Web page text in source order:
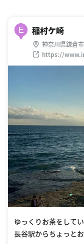
E 稲村ケ崎
神奈川県鎌倉
https://
0
ゆっくりお茶をして
長谷駅からちょっと